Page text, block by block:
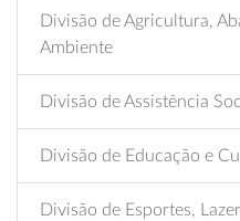
Divisão de Agricultura,
Ambiente
Divisão de Assistência
Divisão de Educação e
Divisão de Esportes,